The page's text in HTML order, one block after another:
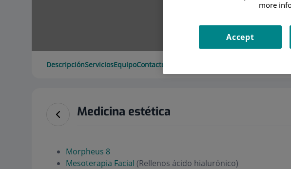
DescripciónServiciosEquipoContacto
Medicina estética
Morpheus 8
Mesoterapia Facial (Rellenos ácido hialurónico)
more
Accept